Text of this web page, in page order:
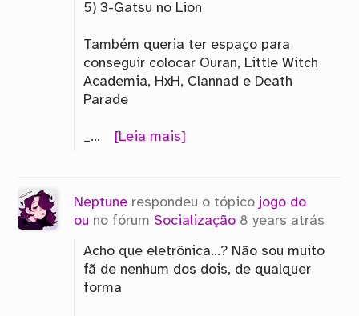
5) 3-Gatsu no Lion
Também queria ter espaço para
conseguir colocar Ouran, Little Witch
Academia, HxH, Clannad e Death
Parade
_… [Leia mais]
Neptune respondeu o tópico jogo do
ou no fórum Socialização 8 years atrás
Acho que eletrônica…? Não sou muito
fã de nenhum dos dois, de qualquer
forma